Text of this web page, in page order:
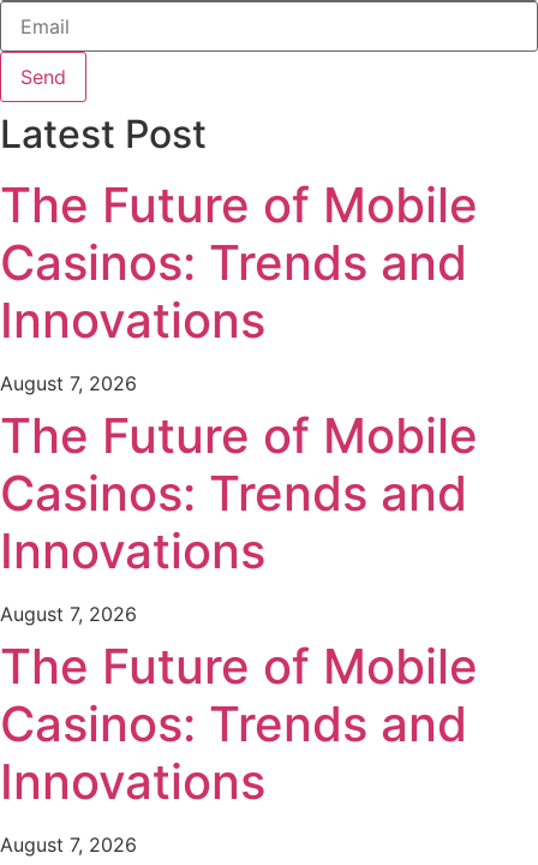
Send
Latest Post
The Future of Mobile
Casinos: Trends and
Innovations
August 7, 2026
The Future of Mobile
Casinos: Trends and
Innovations
August 7, 2026
The Future of Mobile
Casinos: Trends and
Innovations
August 7, 2026